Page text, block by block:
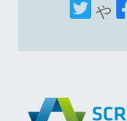
や